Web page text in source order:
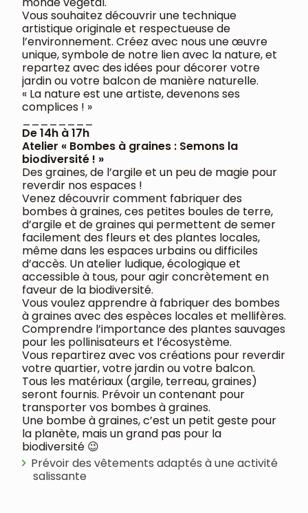
Vous souhaitez découvrir une technique
artistique originale et respectueuse de
l’environnement. Créez avec nous une œuvre
unique, symbole de notre lien avec la nature, et
repartez avec des idées pour décorer votre
jardin ou votre balcon de manière naturelle.
« La nature est une artiste, devenons ses
complices ! »
De 14h à 17h
Atelier « Bombes à graines : Semons la
biodiversité ! »
Des graines, de l’argile et un peu de magie pour
reverdir nos espaces !
Venez découvrir comment fabriquer des
bombes à graines, ces petites boules de terre,
d’argile et de graines qui permettent de semer
facilement des fleurs et des plantes locales,
même dans les espaces urbains ou difficiles
d’accès. Un atelier ludique, écologique et
accessible à tous, pour agir concrètement en
faveur de la biodiversité.
Vous voulez apprendre à fabriquer des bombes
à graines avec des espèces locales et mellifères.
Comprendre l’importance des plantes sauvages
pour les pollinisateurs et l’écosystème.
Vous repartirez avec vos créations pour reverdir
votre quartier, votre jardin ou votre balcon.
Tous les matériaux (argile, terreau, graines)
seront fournis. Prévoir un contenant pour
transporter vos bombes à graines.
Une bombe à graines, c’est un petit geste pour
la planète, mais un grand pas pour la
biodiversité 😉
Prévoir des vêtements adaptés à une activité
salissante